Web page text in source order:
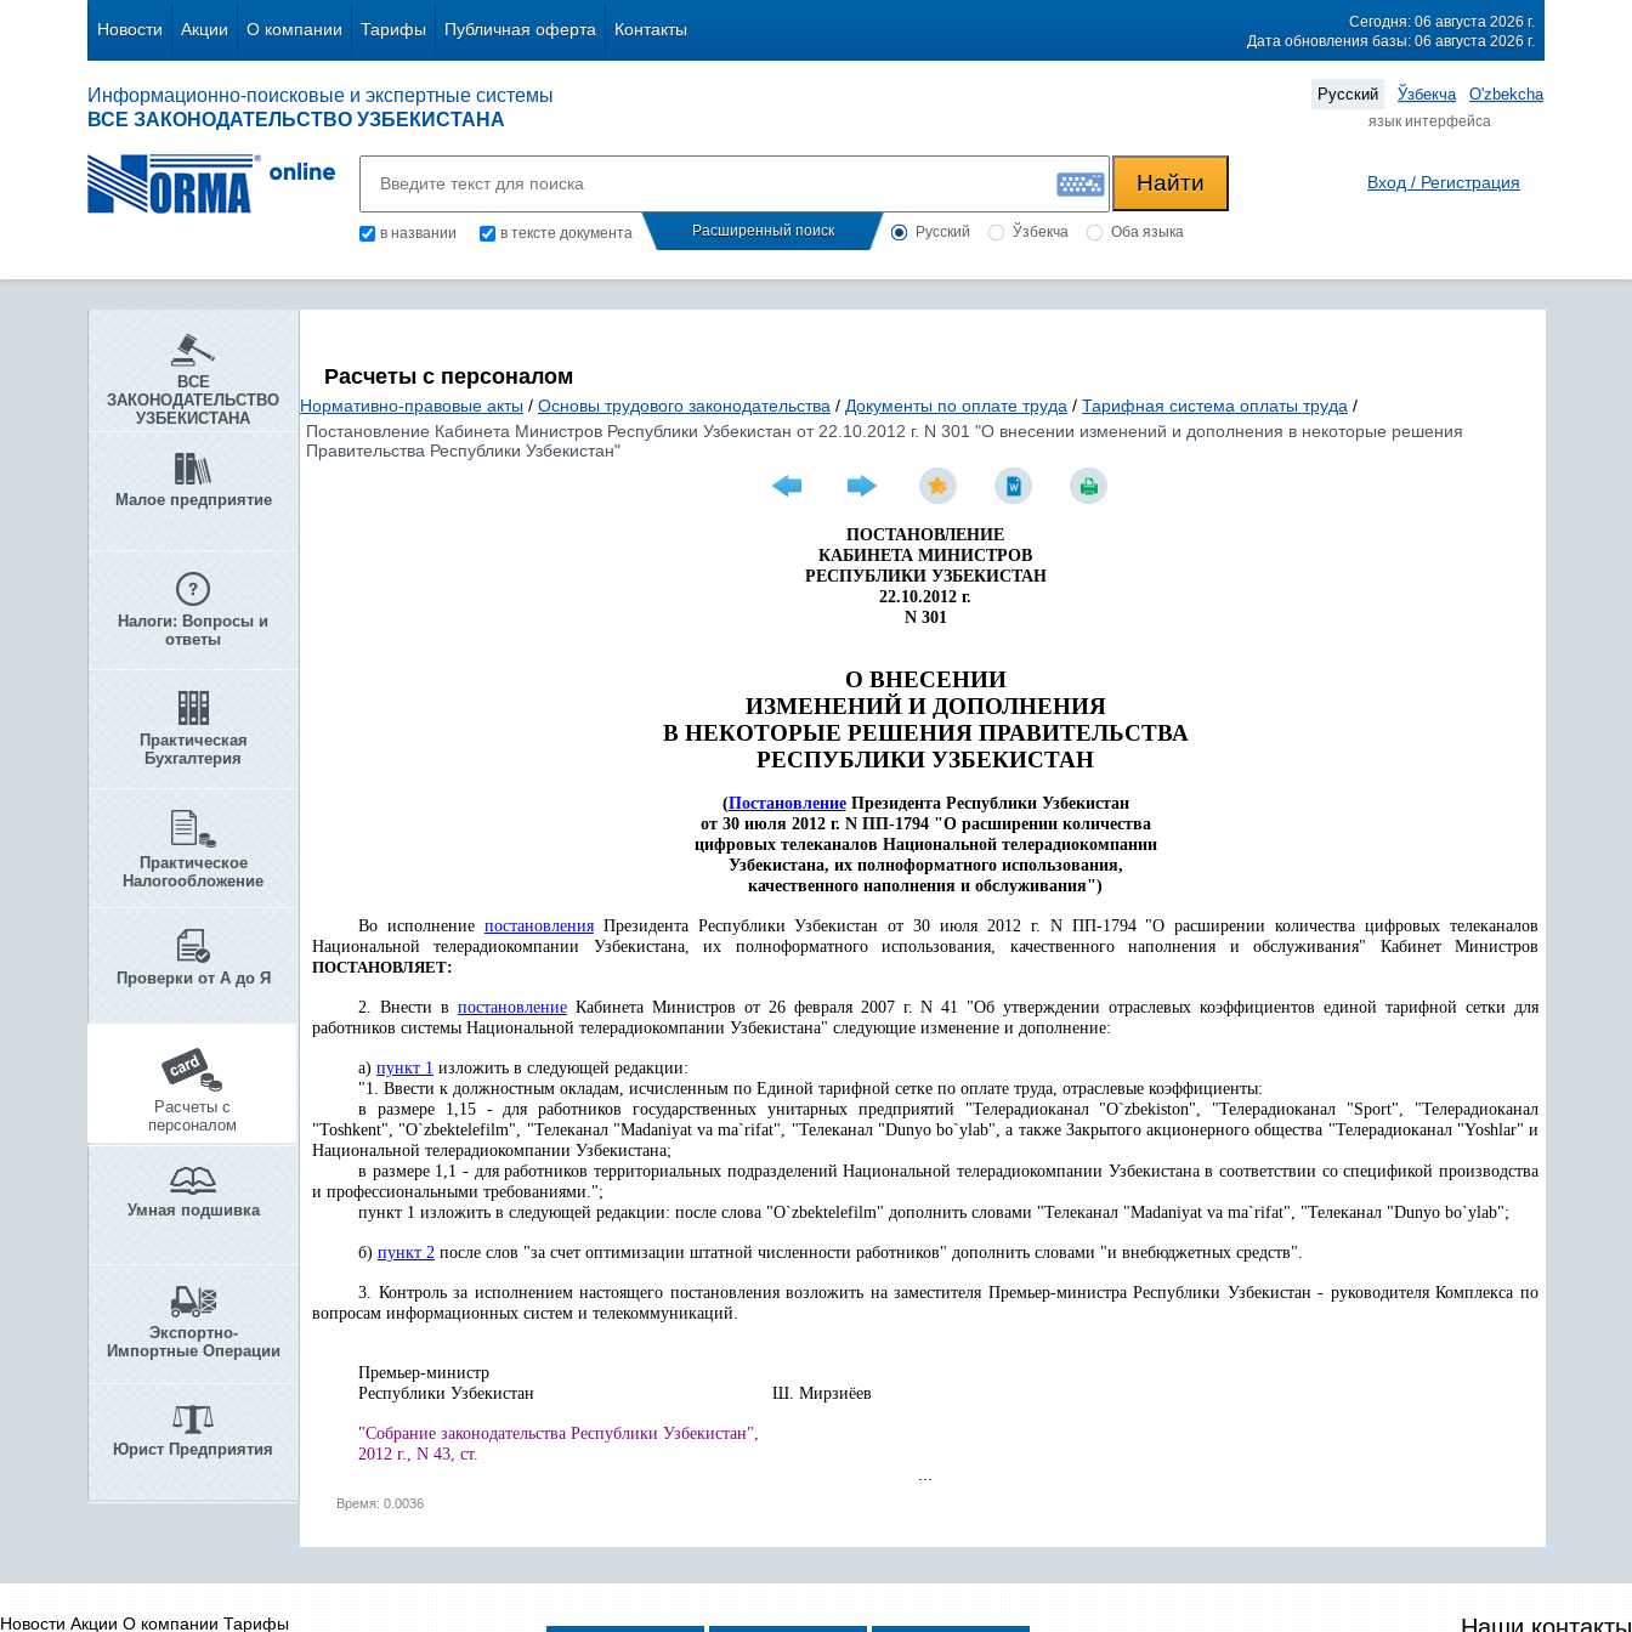
Новости Акции О компании Тарифы Публичная оферта Контакты
Сегодня: 06 августа 2026 г.
Дата обновления базы: 06 августа 2026 г.
Информационно-поисковые и экспертные системы
ВСЕ ЗАКОНОДАТЕЛЬСТВО УЗБЕКИСТАНА
Русский Ўзбекча O'zbekcha
язык интерфейса
в названии в тексте документа Расширенный поиск Русский Ўзбекча Оба языка
Вход / Регистрация
ВСЕ
ЗАКОНОДАТЕЛЬСТВО
УЗБЕКИСТАНА
Малое предприятие
Налоги: Вопросы и
ответы
Практическая
Бухгалтерия
Практическое
Налогообложение
Проверки от А до Я
Расчеты с
персоналом
Умная подшивка
Экспортно-
Импортные Операции
Юрист Предприятия
Расчеты с персоналом
Нормативно-правовые акты / Основы трудового законодательства / Документы по оплате труда / Тарифная система оплаты труда /
Постановление Кабинета Министров Республики Узбекистан от 22.10.2012 г. N 301 "О внесении изменений и дополнения в некоторые решения
Правительства Республики Узбекистан"
ПОСТАНОВЛЕНИЕ
КАБИНЕТА МИНИСТРОВ
РЕСПУБЛИКИ УЗБЕКИСТАН
22.10.2012 г.
N 301
О ВНЕСЕНИИ
ИЗМЕНЕНИЙ И ДОПОЛНЕНИЯ
В НЕКОТОРЫЕ РЕШЕНИЯ ПРАВИТЕЛЬСТВА
РЕСПУБЛИКИ УЗБЕКИСТАН
(ПостановлениеПрезидента Республики Узбекистан
от 30 июля 2012 г. N ПП-1794 "О расширении количества
цифровых телеканалов Национальной телерадиокомпании
Узбекистана, их полноформатного использования,
качественного наполнения и обслуживания")
Во исполнение постановленияПрезидента Республики Узбекистан от 30 июля 2012 г. N ПП-1794 "О расширении количества цифровых телеканалов
Национальной телерадиокомпании Узбекистана, их полноформатного использования, качественного наполнения и обслуживания" Кабинет Министров
ПОСТАНОВЛЯЕТ:
2. Внести в постановлениеКабинета Министров от 26 февраля 2007 г. N 41 "Об утверждении отраслевых коэффициентов единой тарифной сетки для
работников системы Национальной телерадиокомпании Узбекистана" следующие изменение и дополнение:
а) пункт 1 изложить в следующей редакции:
"1. Ввести к должностным окладам, исчисленным по Единой тарифной сетке по оплате труда, отраслевые коэффициенты:
в размере 1,15 - для работников государственных унитарных предприятий "Телерадиоканал "O`zbekiston", "Телерадиоканал "Sport", "Телерадиоканал
"Toshkent", "O`zbektelefilm", "Телеканал "Madaniyat va ma`rifat", "Телеканал "Dunyo bo`ylab", а также Закрытого акционерного общества "Телерадиоканал "Yoshlar" и
Национальной телерадиокомпании Узбекистана;
в размере 1,1 - для работников территориальных подразделений Национальной телерадиокомпании Узбекистана в соответствии со спецификой производства
и профессиональными требованиями.";
пункт 1 изложить в следующей редакции: после слова "O`zbektelefilm" дополнить словами "Телеканал "Madaniyat va ma`rifat", "Телеканал "Dunyo bo`ylab";
б) пункт 2 после слов "за счет оптимизации штатной численности работников" дополнить словами "и внебюджетных средств".
3. Контроль за исполнением настоящего постановления возложить на заместителя Премьер-министра Республики Узбекистан - руководителя Комплекса по
вопросам информационных систем и телекоммуникаций.
Премьер-министр
Республики Узбекистан Ш. Мирзиёев
"Собрание законодательства Республики Узбекистан",
2012 г., N 43, ст.
Время: 0.0036
Новости Акции О компании Тарифы